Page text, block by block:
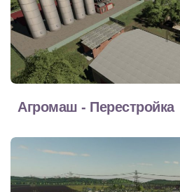
Агромаш - Перестройка